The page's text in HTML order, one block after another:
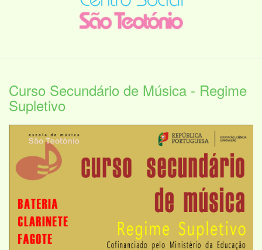
Curso Secundário de Música - Regime
Supletivo